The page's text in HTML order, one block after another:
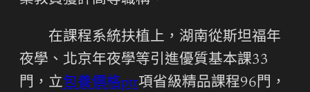
在課程系統扶植上，湖南從斯坦福年
夜學、北京年夜學等引進優質基本課33
門，立包養價格ptt項省級精品課程96門，